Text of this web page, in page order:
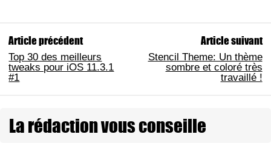
Article précédent
Top 30 des meilleurs
tweaks pour iOS 11.3.1
#1
Article suivant
Stencil Theme: Un thème
sombre et coloré très
travaillé !
La rédaction vous conseille